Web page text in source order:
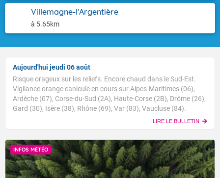
Villemagne-l'Argentière
à 5.65km
Aujourd'hui jeudi 06 août
Risque orageux sur les reliefs. Encore chaud dans le Sud-Est.
Vigilance orange canicule en cours sur Alpes-Maritimes (06),
Ardèche (07), Corse-du-Sud (2A), Haute-Corse (2B), Drôme (26),
Gard (30), Isère (38), Rhône (69), Var (83), Vaucluse (84).
LIRE LE BULLETIN
INFOS MÉTÉO